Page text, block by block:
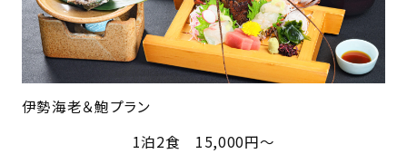
伊勢海老＆鮑プラン
1泊2食 15,000円～